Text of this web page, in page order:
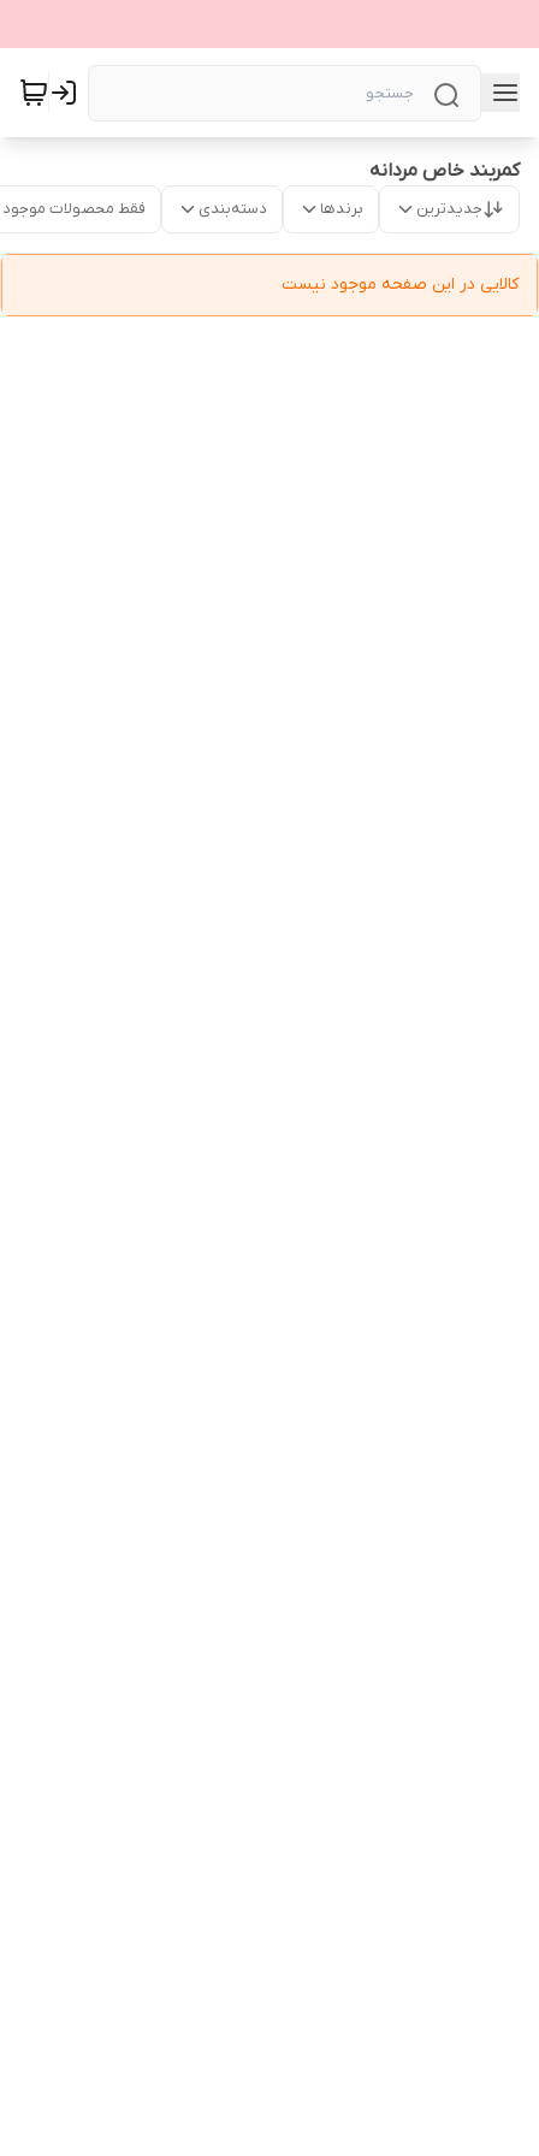
کمربند خاص مردانه
جدیدترین برندها دسته‌بندی فقط محصولات موجود
کالایی در این صفحه موجود نیست